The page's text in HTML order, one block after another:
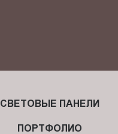
СВЕТОВЫЕ ПАНЕЛИ
ПОРТФОЛИО